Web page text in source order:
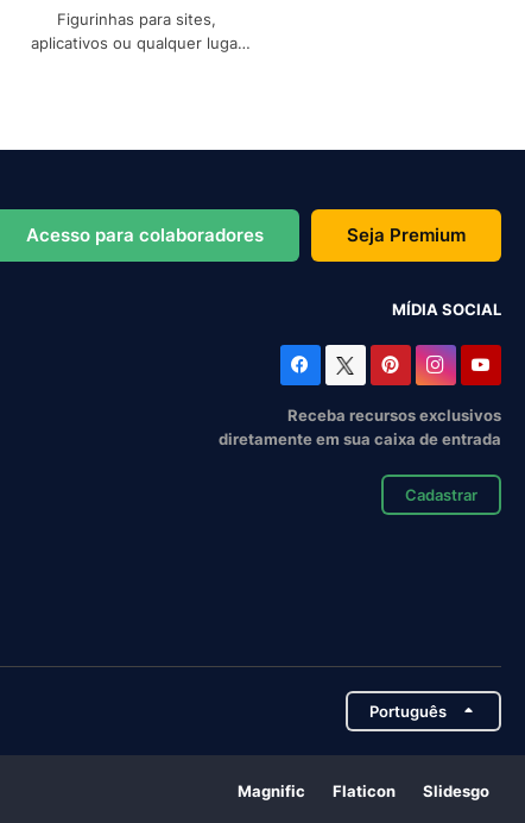
Figurinhas para sites,
aplicativos ou qualquer lugar
Acesso para colaboradores Seja Premium
MÍDIA SOCIAL
Receba recursos exclusivos
diretamente em sua caixa de entrada
Cadastrar
Português
Magnific Flaticon Slidesgo